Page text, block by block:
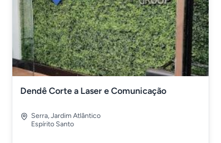
Dendê Corte a Laser e Comunicação
Serra,Jardim Atlântico
Espírito Santo